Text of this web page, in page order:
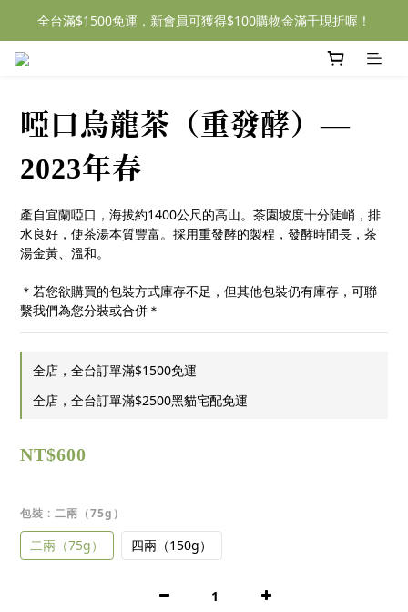
全台滿$1500免運，新會員可獲得$100購物金滿千現折喔！
啞口烏龍茶（重發酵）—
2023年春
產自宜蘭啞口，海拔約1400公尺的高山。茶園坡度十分陡峭，排
水良好，使茶湯本質豐富。採用重發酵的製程，發酵時間長，茶
湯金黃、溫和。
＊若您欲購買的包裝方式庫存不足，但其他包裝仍有庫存，可聯
繫我們為您分裝或合併＊
全店，全台訂單滿$1500免運
全店，全台訂單滿$2500黑貓宅配免運
NT$600
包裝 : 二兩（75g）
二兩（75g） 四兩（150g）